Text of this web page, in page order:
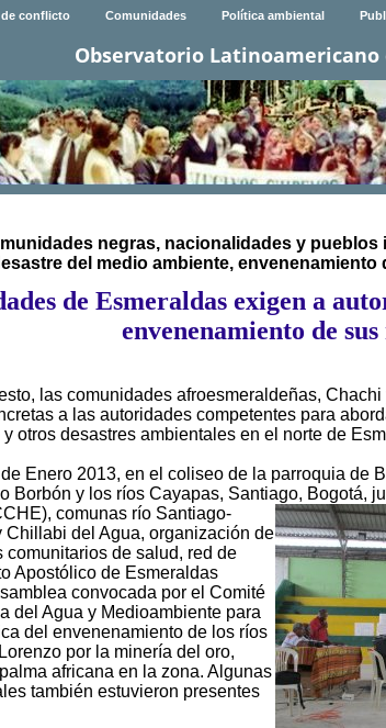
de conflicto Comunidades Política ambiental
Observatorio
negras, nacionalidades y
del medio ambiente,
de Esmeraldas exigen a
envenenamiento de
las comunidades afroesmeraldeñas,
a las autoridades competentes para
otros desastres ambientales en el norte de
Enero 2013, en el coliseo de la parroquia de
Borbón y los ríos Cayapas, Santiago, Bogotá,
comunas río Santiago-
del Agua, organización de
comunitarios de salud, red de
Apostólico de Esmeraldas
convocada por el Comité
del Agua y Medioambiente para
del envenenamiento de los ríos
por la minería del oro,
africana en la zona. Algunas
también estuvieron presentes